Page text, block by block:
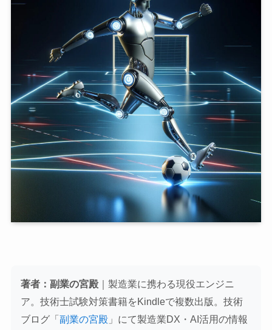
著者：副業の宮殿｜製造業に携わる現役エンジニ
ア。技術士試験対策書籍をKindleで複数出版。技術
ブログ「副業の宮殿 」にて製造業DX・AI活用の情報